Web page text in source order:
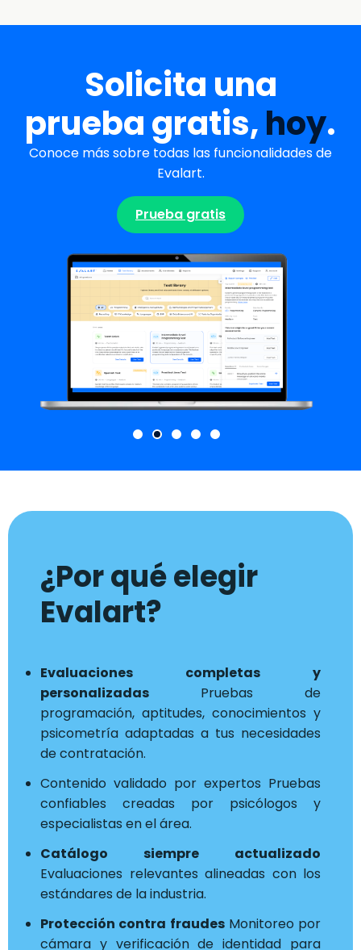
Solicita una
prueba gratis,hoy.
Conoce más sobre todas las funcionalidades de
Evalart.
Prueba gratis
¿Por qué elegir
Evalart?
Evaluaciones completas y
personalizadas Pruebas de
programación, aptitudes, conocimientos y
psicometría adaptadas a tus necesidades
de contratación.
Contenido validado por expertos Pruebas
confiables creadas por psicólogos y
especialistas en el área.
Catálogo siempre actualizado
Evaluaciones relevantes alineadas con los
estándares de la industria.
Protección contra fraudesMonitoreo por
cámara y verificación de identidad para